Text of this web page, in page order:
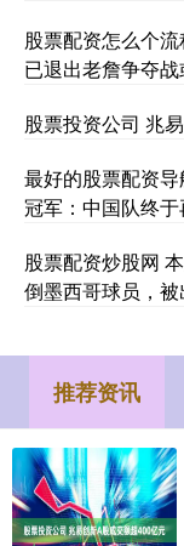
股票配资怎么个
已退出老詹争夺
股票投资公司 兆
最好的股票配资
冠军：中国队终于
股票配资炒股网
倒墨西哥球员，
推荐资讯